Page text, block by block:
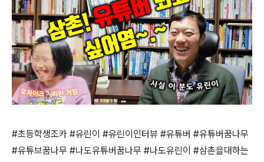
#초등학생조카 #유린이 #유린이인터뷰 #유튜버 #유튜버꿈나무
#유튜브꿈나무 #나도유튜버꿈나무 #나도유린이 #삼촌을대하는